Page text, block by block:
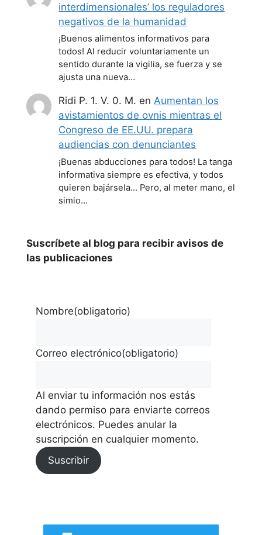
interdimensionales’ los reguladores
negativos de la humanidad
¡Buenos alimentos informativos para
todos! Al reducir voluntariamente un
sentido durante la vigilia, se fuerza y se
ajusta una nueva…
Ridi P. 1. V. 0. M. enAumentan los
avistamientos de ovnis mientras el
Congreso de EE.UU. prepara
audiencias con denunciantes
¡Buenas abducciones para todos! La tanga
informativa siempre es efectiva, y todos
quieren bajársela... Pero, al meter mano, el
simio…
Suscríbete al blog para recibir avisos de
las publicaciones
Nombre(obligatorio)
Correo electrónico(obligatorio)
Al enviar tu información nos estás
dando permiso para enviarte correos
electrónicos. Puedes anular la
suscripción en cualquier momento.
Suscribir